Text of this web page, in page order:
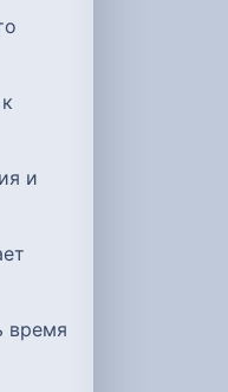
и
время